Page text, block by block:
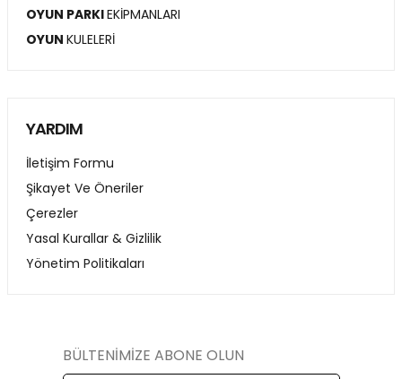
OYUN PARKIEKİPMANLARI
OYUN KULELERİ
YARDIM
İletişim Formu
Şikayet Ve Öneriler
Çerezler
Yasal Kurallar & Gizlilik
Yönetim Politikaları
BÜLTENİMİZE ABONE OLUN